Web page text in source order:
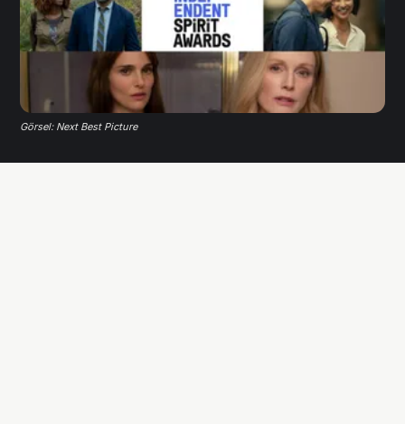
Görsel: Next Best Picture